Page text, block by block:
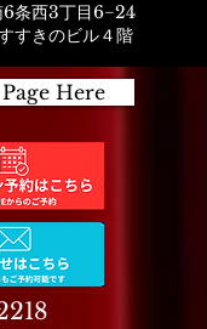
6条西3丁目6−24
すきのビル４階
Here